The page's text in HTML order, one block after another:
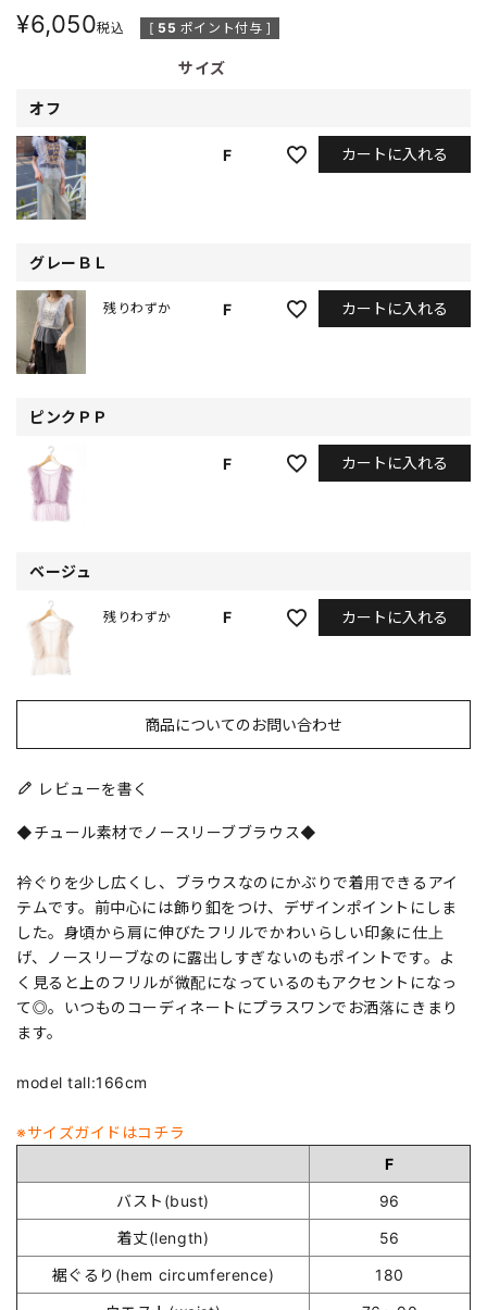
¥6,050税込 [ 55 ポイント付与 ]
サイズ
オフ
F カートに入れる
グレーＢＬ
F
残りわずか カートに入れる
ピンクＰＰ
F カートに入れる
ベージュ
F
残りわずか カートに入れる
商品についてのお問い合わせ
レビューを書く
◆チュール素材でノースリーブブラウス◆
衿ぐりを少し広くし、ブラウスなのにかぶりで着用できるアイ
テムです。前中心には飾り釦をつけ、デザインポイントにしま
した。身頃から肩に伸びたフリルでかわいらしい印象に仕上
げ、ノースリーブなのに露出しすぎないのもポイントです。よ
く見ると上のフリルが微配になっているのもアクセントになっ
て◎。いつものコーディネートにプラスワンでお洒落にきまり
ます。
model tall:166cm
※サイズガイドはコチラ
F
バスト(bust)
96
着丈(length)
56
裾ぐるり(hem circumference)
180